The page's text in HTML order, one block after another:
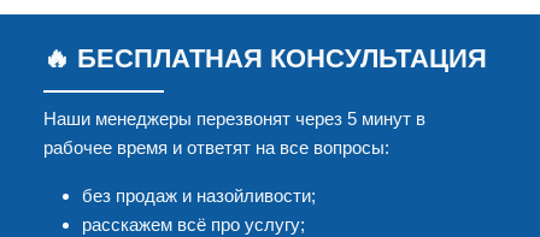
🔥 БЕСПЛАТНАЯ КОНСУЛЬТАЦИЯ
Наши менеджеры перезвонят через 5 минут в
рабочее время и ответят на все вопросы:
без продаж и назойливости;
расскажем всё про услугу;